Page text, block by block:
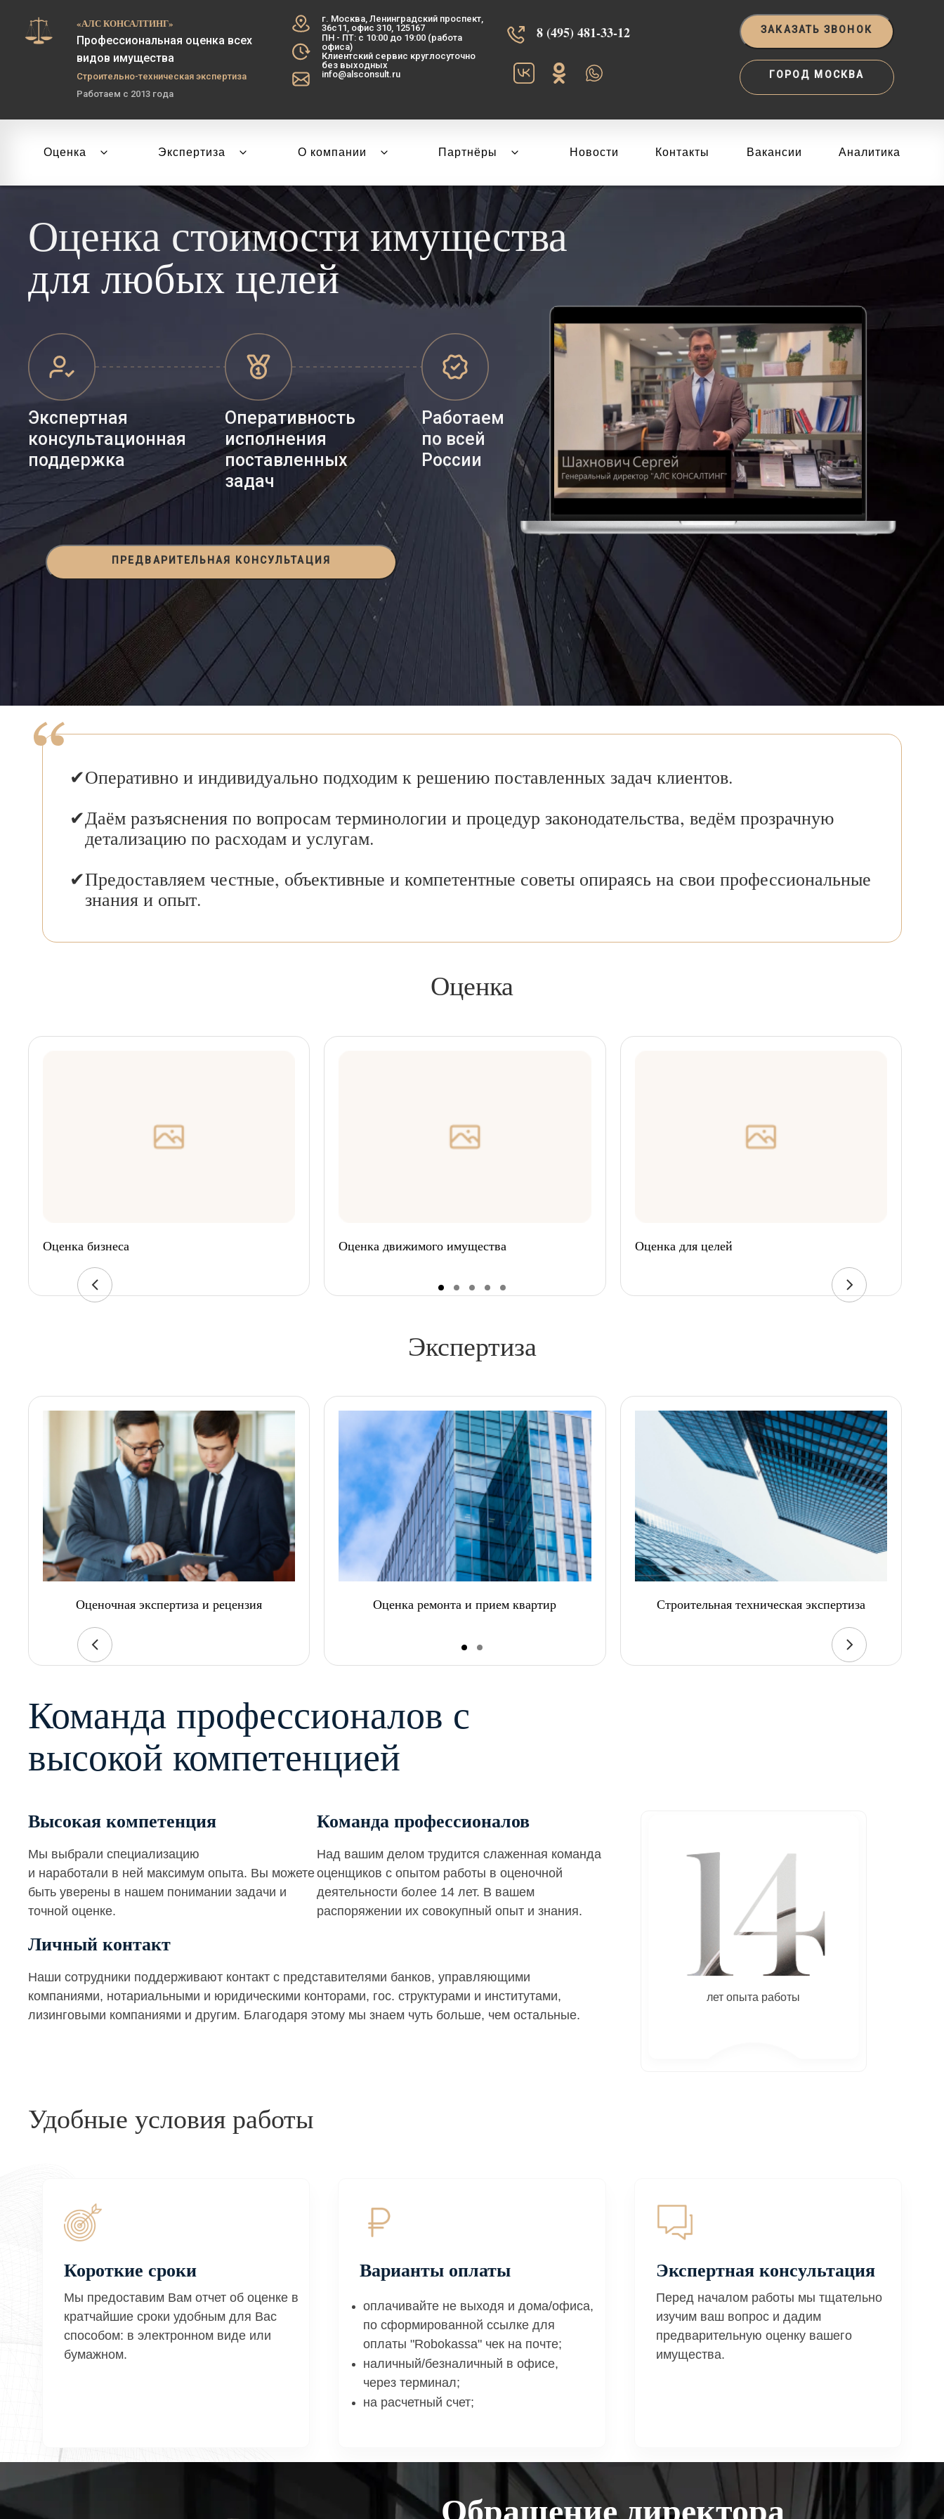
«АЛС КОНСАЛТИНГ»
Профессиональная оценка всех
видов имущества
Строительно-техническая экспертиза
Работаем с 2013 года
г. Москва, Ленинградский проспект,
36с11, офис 310, 125167
ПН - ПТ: с 10:00 до 19:00 (работа
офиса)
Клиентский сервис круглосуточно
без выходных
info@alsconsult.ru
8 (495) 481-33-12‬‬ ЗАКАЗАТЬ ЗВОНОК
ГОРОД МОСКВА
Оценка Экспертиза О компании Партнёры Новости Контакты Вакансии Аналитика
Оценка стоимости имущества
для любых целей
Экспертная
консультационная
поддержка
Оперативность
исполнения
поставленных
задач
Работаем
по всей
России
ПРЕДВАРИТЕЛЬНАЯ КОНСУЛЬТАЦИЯ
Оперативно и индивидуально подходим к решению поставленных задач клиентов.
Даём разъяснения по вопросам терминологии и процедур законодательства, ведём прозрачную
детализацию по расходам и услугам.
Предоставляем честные, объективные и компетентные советы опираясь на свои профессиональные
знания и опыт.
Оценка
Оценка бизнеса Оценка движимого имущества Оценка для целей
Экспертиза
Оценочная экспертиза и рецензия Оценка ремонта и прием квартир Строительная техническая экспертиза
Команда профессионалов с
высокой компетенцией
Высокая компетенция
Мы выбрали специализацию
и наработали в ней максимум опыта. Вы можете
быть уверены в нашем понимании задачи и
точной оценке.
Команда профессионалов
Над вашим делом трудится слаженная команда
оценщиков с опытом работы в оценочной
деятельности более 14 лет. В вашем
распоряжении их совокупный опыт и знания.
Личный контакт
Наши сотрудники поддерживают контакт с представителями банков, управляющими
компаниями, нотариальными и юридическими конторами, гос. структурами и институтами,
лизинговыми компаниями и другим. Благодаря этому мы знаем чуть больше, чем остальные.
лет опыта работы
Удобные условия работы
Короткие сроки
Мы предоставим Вам отчет об оценке в
кратчайшие сроки удобным для Вас
способом: в электронном виде или
бумажном.
Варианты оплаты
оплачивайте не выходя и дома/офиса,
по сформированной ссылке для
оплаты "Robokassa" чек на почте;
наличный/безналичный в офисе,
через терминал;
на расчетный счет;
Экспертная консультация
Перед началом работы мы тщательно
изучим ваш вопрос и дадим
предварительную оценку вашего
имущества.
Обращение директора